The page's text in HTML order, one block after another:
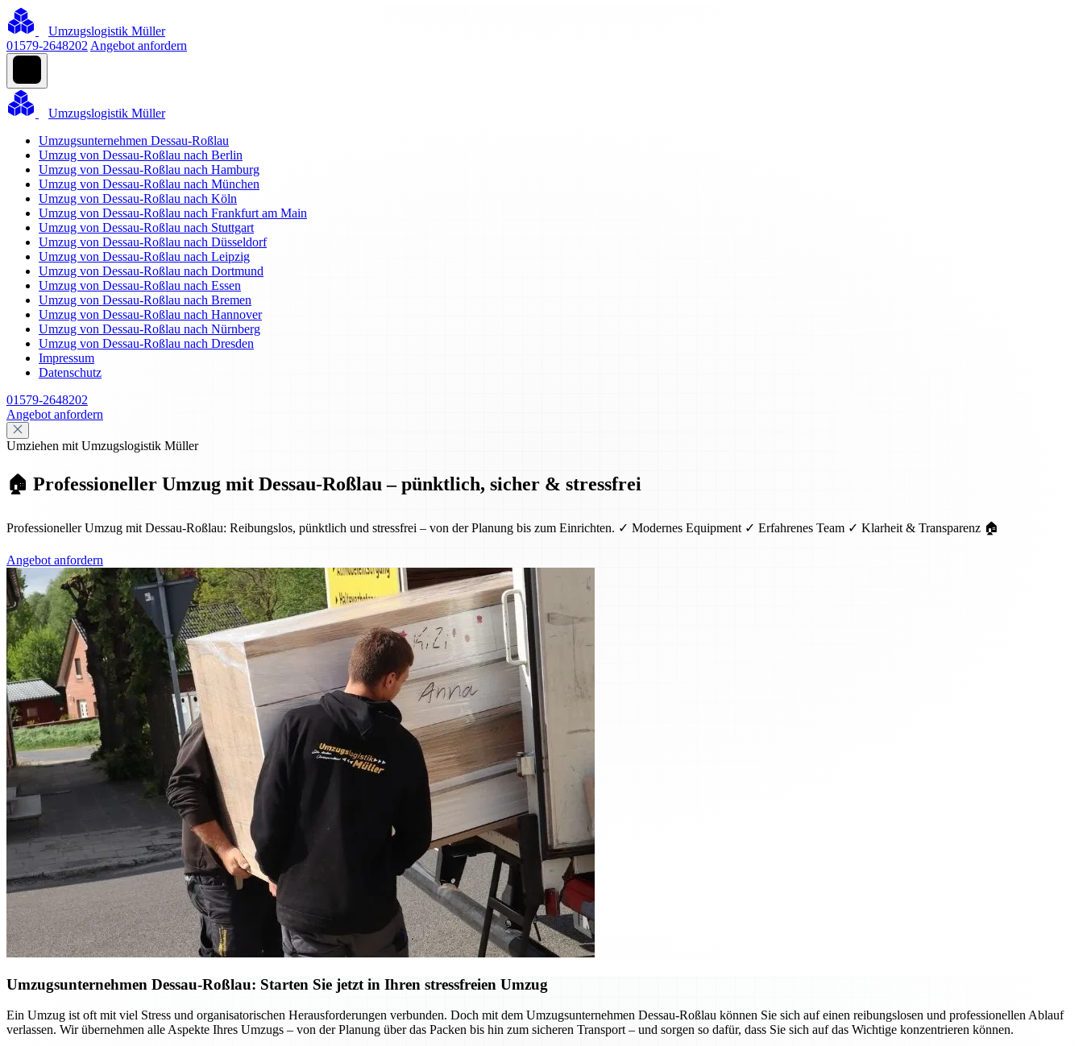
Umzugslogistik Müller
01579-2648202 Angebot anfordern
Umzugslogistik Müller
Umzugsunternehmen Dessau-Roßlau
Umzug von Dessau-Roßlau nach Berlin
Umzug von Dessau-Roßlau nach Hamburg
Umzug von Dessau-Roßlau nach München
Umzug von Dessau-Roßlau nach Köln
Umzug von Dessau-Roßlau nach Frankfurt am Main
Umzug von Dessau-Roßlau nach Stuttgart
Umzug von Dessau-Roßlau nach Düsseldorf
Umzug von Dessau-Roßlau nach Leipzig
Umzug von Dessau-Roßlau nach Dortmund
Umzug von Dessau-Roßlau nach Essen
Umzug von Dessau-Roßlau nach Bremen
Umzug von Dessau-Roßlau nach Hannover
Umzug von Dessau-Roßlau nach Nürnberg
Umzug von Dessau-Roßlau nach Dresden
Impressum
Datenschutz
01579-2648202
Angebot anfordern
Umziehen mit Umzugslogistik Müller
🏠 Professioneller Umzug mit Dessau-Roßlau – pünktlich, sicher & stressfrei
Professioneller Umzug mit Dessau-Roßlau: Reibungslos, pünktlich und stressfrei – von der Planung bis zum Einrichten. ✓ Modernes Equipment ✓ Erfahrenes Team ✓ Klarheit & Transparenz 🏠
Angebot anfordern
Umzugsunternehmen Dessau-Roßlau: Starten Sie jetzt in Ihren stressfreien Umzug
Ein Umzug ist oft mit viel Stress und organisatorischen Herausforderungen verbunden. Doch mit dem Umzugsunternehmen Dessau-Roßlau können Sie sich auf einen reibungslosen und professionellen Ablauf
verlassen. Wir übernehmen alle Aspekte Ihres Umzugs – von der Planung über das Packen bis hin zum sicheren Transport – und sorgen so dafür, dass Sie sich auf das Wichtige konzentrieren können.